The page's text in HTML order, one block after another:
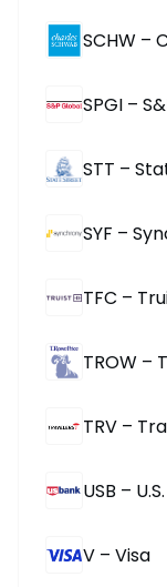
SCHW –
SPGI –
STT –
SYF –
TFC –
TROW –
TRV –
USB –
V – Visa